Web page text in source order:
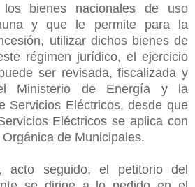
bienes nacionales de uso
y que le permite para la
utilizar dichos bienes de
régimen jurídico, el ejercicio
ser revisada, fiscalizada y
Ministerio de Energía y la
Servicios Eléctricos, desde que
Eléctricos se aplica con
de Municipales.
acto seguido, el petitorio del